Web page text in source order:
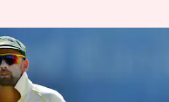
का भारत के
प्रदर्शन? जानिए